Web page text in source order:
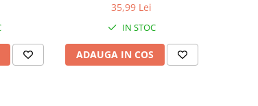
35,99 Lei
IN STOC
ADAUGA IN COS